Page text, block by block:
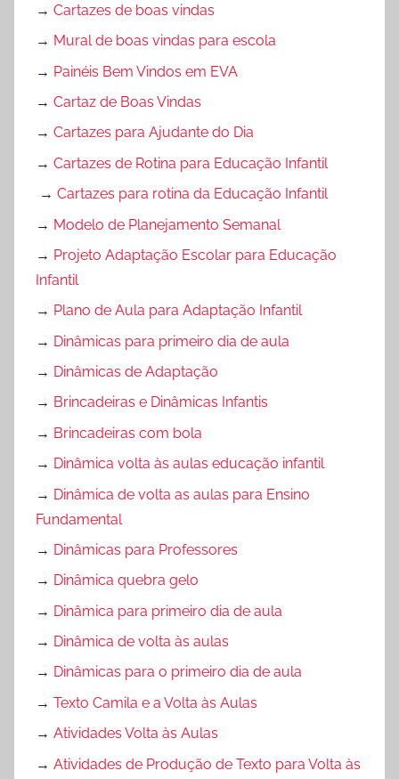
→ Cartazes de boas vindas
→ Mural de boas vindas para escola
→ Painéis Bem Vindos em EVA
→ Cartaz de Boas Vindas
→ Cartazes para Ajudante do Dia
→ Cartazes de Rotina para Educação Infantil
→ Cartazes para rotina da Educação Infantil
→ Modelo de Planejamento Semanal
→ Projeto Adaptação Escolar para Educação
Infantil
→ Plano de Aula para Adaptação Infantil
→ Dinâmicas para primeiro dia de aula
→ Dinâmicas de Adaptação
→ Brincadeiras e Dinâmicas Infantis
→ Brincadeiras com bola
→ Dinâmica volta às aulas educação infantil
→ Dinâmica de volta as aulas para Ensino
Fundamental
→ Dinâmicas para Professores
→ Dinâmica quebra gelo
→ Dinâmica para primeiro dia de aula
→ Dinâmica de volta às aulas
→ Dinâmicas para o primeiro dia de aula
→ Texto Camila e a Volta às Aulas
→ Atividades Volta às Aulas
→ Atividades de Produção de Texto para Volta às